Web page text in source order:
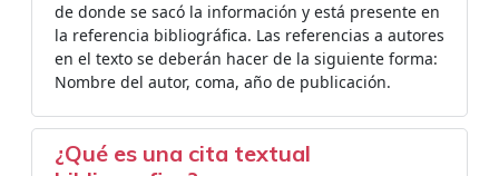
de donde se sacó la información y está presente en
la referencia bibliográfica. Las referencias a autores
en el texto se deberán hacer de la siguiente forma:
Nombre del autor, coma, año de publicación.
¿Qué es una cita textual